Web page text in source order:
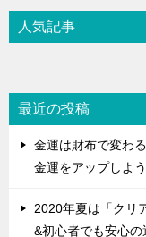
人気記事
最近の投稿
金運は財布で変わ
金運をアップしよう
2020年夏は「クリ
&初心者でも安心の